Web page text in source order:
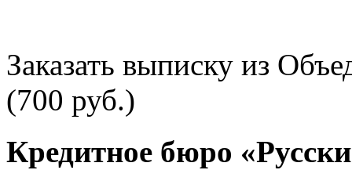
Заказать выписку из
(700 руб.)
Кредитное бюро